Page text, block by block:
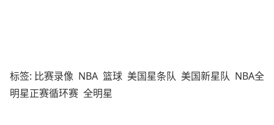
标签: 比赛录像 NBA 篮球 美国星条队 美国新星队 NBA全
明星正赛循环赛 全明星